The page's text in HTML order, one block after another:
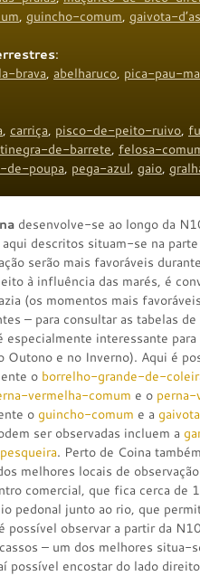
, guincho-comum, gaivota-
:
brava, abelharuco, pica-pau-
, carriça, pisco-de-peito-ruivo,
de-barrete, felosa-
de-poupa, pega-azul, gaio,
desenvolve-se ao longo da
descritos situam-se na
serão mais favoráveis
à influência das marés, é
(os momentos mais
– para consultar as tabelas de
especialmente interessante
Outono e no Inverno). Aqui é
o borrelho-grande-de-
vermelha-comum e o perna-
o guincho-comum e a
ser observadas incluem a
. Perto de Coina
melhores locais de
comercial, que fica cerca de
pedonal junto ao rio, que
possível observar a partir da
– um dos melhores situa-
possível encostar do lado